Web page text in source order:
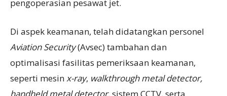
pengoperasian pesawat jet.
Di aspek keamanan, telah didatangkan personel
Aviation Security(Avsec) tambahan dan
optimalisasi fasilitas pemeriksaan keamanan,
seperti mesinx-ray, walkthrough metal detector,